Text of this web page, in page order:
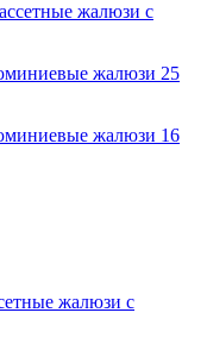
жалюзи с
жалюзи 25
жалюзи 16
жалюзи с